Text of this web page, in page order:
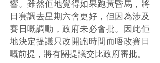
響。雖然佢地覺得如果跑黃昏馬，將
日賽調去星期六會更好，但因為涉及
賽日嘅調動，政府未必會批。因此佢
地決定提議只改開跑時間而唔改賽日
嘅前提，將有關提議交比政府審批。